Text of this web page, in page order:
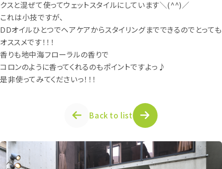
クスと混ぜて使ってウェットスタイルにしています＼(^^)／
これは小技ですが、
DDオイルひとつでヘアケアからスタイリングまでできるのでとっても
オススメです！！！
香りも地中海フローラルの香りで
コロンのように香ってくれるのもポイントですよっ♪
是非使ってみてくださいっ！！！
Back to list